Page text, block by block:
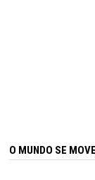
O MUNDO SE